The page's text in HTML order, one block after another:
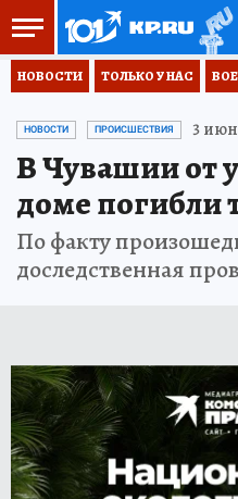
НОВОСТИ ТОЛЬКО У НАС
НОВОСТИ ПРОИСШЕСТВИЯ 3
В Чувашии от
доме погибли
По факту
доследственная